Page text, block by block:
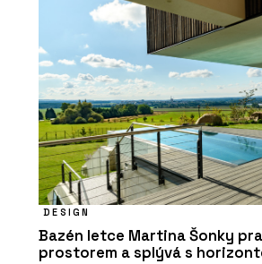
DESIGN
Bazén letce Martina Šonky
prostorem a splývá s